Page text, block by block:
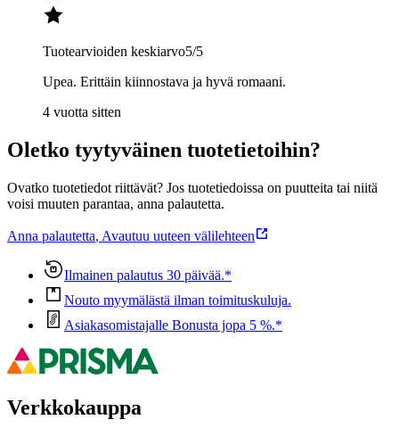
Tuotearvioiden keskiarvo5/5
Upea. Erittäin kiinnostava ja hyvä romaani.
4 vuotta sitten
Oletko tyytyväinen tuotetietoihin?
Ovatko tuotetiedot riittävät? Jos tuotetiedoissa on puutteita tai niitä
voisi muuten parantaa, anna palautetta.
Anna palautetta, Avautuu uuteen välilehteen
Ilmainen palautus 30 päivää.*
Nouto myymälästä ilman toimituskuluja.
Asiakasomistajalle Bonusta jopa 5 %.*
Verkkokauppa